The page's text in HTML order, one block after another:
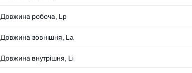
Довжина робоча, Lp
Довжина зовнішня, La
Довжина внутрішня, Li